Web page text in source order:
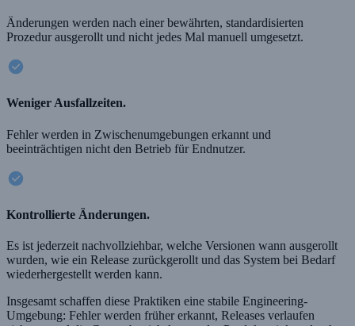
Änderungen werden nach einer bewährten, standardisierten
Prozedur ausgerollt und nicht jedes Mal manuell umgesetzt.
Weniger Ausfallzeiten.
Fehler werden in Zwischenumgebungen erkannt und
beeinträchtigen nicht den Betrieb für Endnutzer.
Kontrollierte Änderungen.
Es ist jederzeit nachvollziehbar, welche Versionen wann ausgerollt
wurden, wie ein Release zurückgerollt und das System bei Bedarf
wiederhergestellt werden kann.
Insgesamt schaffen diese Praktiken eine stabile Engineering-
Umgebung: Fehler werden früher erkannt, Releases verlaufen